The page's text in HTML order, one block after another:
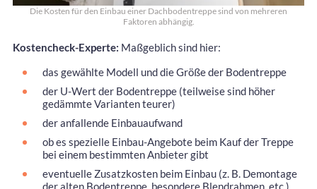
Die Kosten für den Einbau einer Dachbodentreppe sind von mehreren
Faktoren abhängig.
Kostencheck-Experte: Maßgeblich sind hier:
das gewählte Modell und die Größe der Bodentreppe
der U-Wert der Bodentreppe (teilweise sind höher
gedämmte Varianten teurer)
der anfallende Einbauaufwand
ob es spezielle Einbau-Angebote beim Kauf der Treppe
bei einem bestimmten Anbieter gibt
eventuelle Zusatzkosten beim Einbau (z. B. Demontage
der alten Bodentreppe, besondere Blendrahmen, etc.)